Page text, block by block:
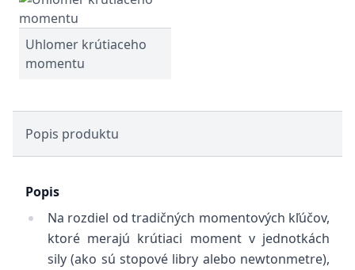
Uhlomer krútiaceho
momentu
Popis produktu
Popis
Na rozdiel od tradičných momentových kľúčov,
ktoré merajú krútiaci moment v jednotkách
sily (ako sú stopové libry alebo newtonmetre),